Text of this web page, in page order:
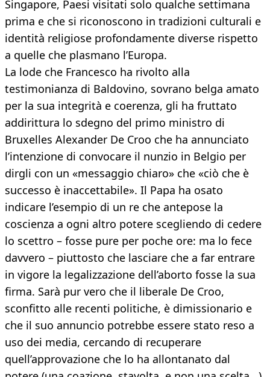
Singapore, Paesi visitati solo qualche settimana
prima e che si riconoscono in tradizioni culturali e
identità religiose profondamente diverse rispetto
a quelle che plasmano l’Europa.
La lode che Francesco ha rivolto alla
testimonianza di Baldovino, sovrano belga amato
per la sua integrità e coerenza, gli ha fruttato
addirittura lo sdegno del primo ministro di
Bruxelles Alexander De Croo che ha annunciato
l’intenzione di convocare il nunzio in Belgio per
dirgli con un «messaggio chiaro» che «ciò che è
successo è inaccettabile». Il Papa ha osato
indicare l’esempio di un re che antepose la
coscienza a ogni altro potere scegliendo di cedere
lo scettro – fosse pure per poche ore: ma lo fece
davvero – piuttosto che lasciare che a far entrare
in vigore la legalizzazione dell’aborto fosse la sua
firma. Sarà pur vero che il liberale De Croo,
sconfitto alle recenti politiche, è dimissionario e
che il suo annuncio potrebbe essere stato reso a
uso dei media, cercando di recuperare
quell’approvazione che lo ha allontanato dal